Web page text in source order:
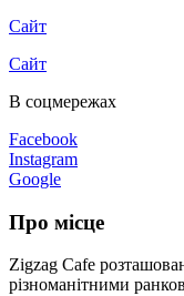
Сайт
Сайт
В соцмережах
Facebook
Instagram
Google
Про місце
Zigzag Cafe
різноманітними